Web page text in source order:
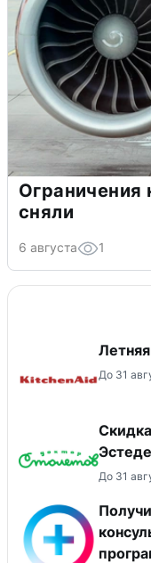
Ограничения
сняли
6 августа 1
До 31
До 31